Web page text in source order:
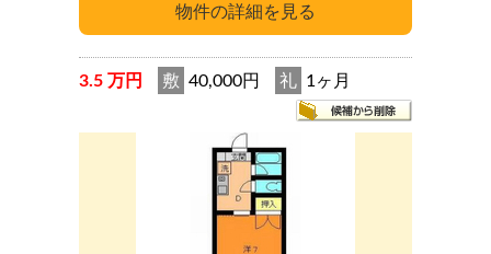
3.5 万円 敷 40,000円 礼 1ヶ月